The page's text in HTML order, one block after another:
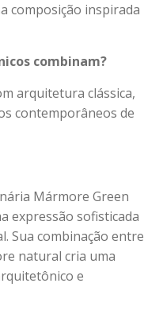
composição inspirada
combinam?
arquitetura clássica,
contemporâneos de
Mármore Green
expressão sofisticada
Sua combinação entre
natural cria uma
e